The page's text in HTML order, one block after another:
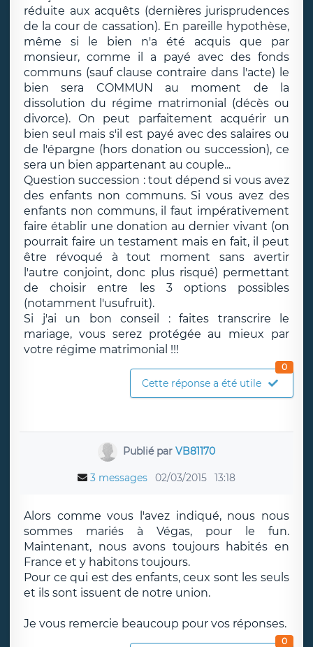
réduite aux acquêts (dernières jurisprudences
de la cour de cassation). En pareille hypothèse,
même si le bien n'a été acquis que par
monsieur, comme il a payé avec des fonds
communs (sauf clause contraire dans l'acte) le
bien sera COMMUN au moment de la
dissolution du régime matrimonial (décès ou
divorce). On peut parfaitement acquérir un
bien seul mais s'il est payé avec des salaires ou
de l'épargne (hors donation ou succession), ce
sera un bien appartenant au couple...
Question succession : tout dépend si vous avez
des enfants non communs. Si vous avez des
enfants non communs, il faut impérativement
faire établir une donation au dernier vivant (on
pourrait faire un testament mais en fait, il peut
être révoqué à tout moment sans avertir
l'autre conjoint, donc plus risqué) permettant
de choisir entre les 3 options possibles
(notamment l'usufruit).
Si j'ai un bon conseil : faites transcrire le
mariage, vous serez protégée au mieux par
votre régime matrimonial !!!
Cette réponse a été utile
0
Publié par VB81170
3 messages 02/03/2015 13:18
Alors comme vous l'avez indiqué, nous nous
sommes mariés à Végas, pour le fun.
Maintenant, nous avons toujours habités en
France et y habitons toujours.
Pour ce qui est des enfants, ceux sont les seuls
et ils sont issuent de notre union.
Je vous remercie beaucoup pour vos réponses.
0